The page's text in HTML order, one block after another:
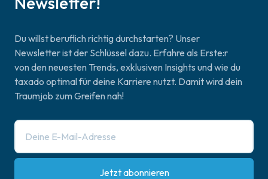
Du willst beruflich richtig durchstarten? Unser
Newsletter ist der Schlüssel dazu. Erfahre als Erste:r
von den neuesten Trends, exklusiven Insights und wie du
taxado optimal für deine Karriere nutzt. Damit wird dein
Traumjob zum Greifen nah!
Jetzt abonnieren